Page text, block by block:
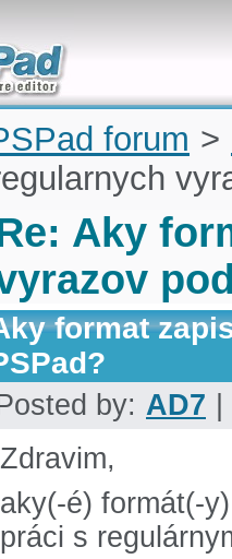
quickly
forum >
Aky
format
by: AD7
Zdravim,
aky(-é) formát(-
práci s